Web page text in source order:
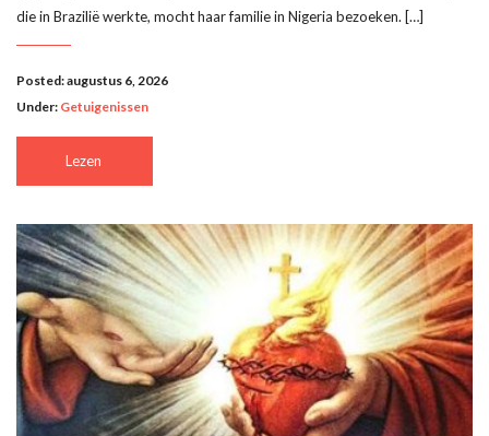
die in Brazilië werkte, mocht haar familie in Nigeria bezoeken. […]
Posted: augustus 6, 2026
Under: Getuigenissen
Lezen